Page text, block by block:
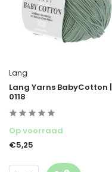
Lang
Lang Yarns BabyCotton |
0118
Op voorraad
€5,25